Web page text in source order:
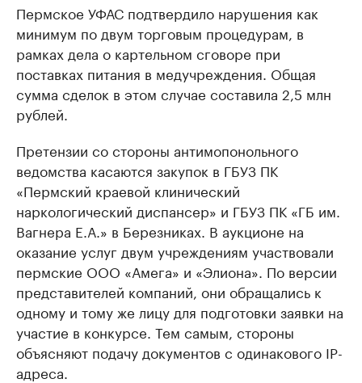
Пермское УФАС подтвердило нарушения как
минимум по двум торговым процедурам, в
рамках дела о картельном сговоре при
поставках питания в медучреждения. Общая
сумма сделок в этом случае составила 2,5 млн
рублей.
Претензии со стороны антимопонольного
ведомства касаются закупок в ГБУЗ ПК
«Пермский краевой клинический
наркологический диспансер» и ГБУЗ ПК «ГБ им.
Вагнера Е.А.» в Березниках. В аукционе на
оказание услуг двум учреждениям участвовали
пермские ООО «Амега» и «Элиона»​. По версии
представителей компаний, они обращались к
одному и тому же лицу для подготовки заявки на
участие в конкурсе. Тем самым, стороны
объясняют подачу документов с одинакового IP-
адреса.